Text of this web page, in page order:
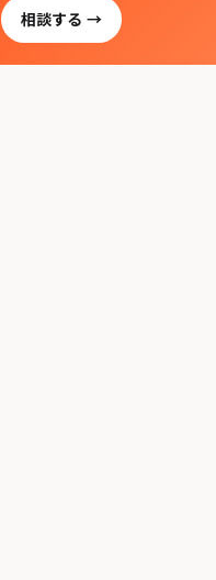
相談する →